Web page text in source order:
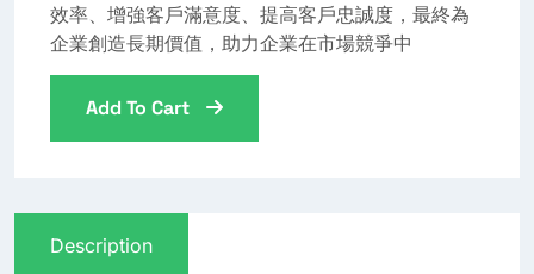
效率、增強客戶滿意度、提高客戶忠誠度，最終為
企業創造長期價值，助力企業在市場競爭中
Add To Cart
Description